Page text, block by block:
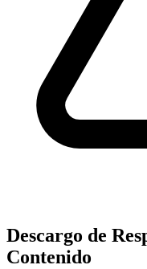
Descargo de
Contenido